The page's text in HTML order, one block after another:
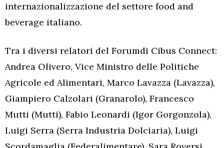
internazionalizzazione del settore food and
beverage italiano.
Tra i diversi relatori del Forumdi Cibus Connect:
Andrea Olivero, Vice Ministro delle Politiche
Agricole ed Alimentari, Marco Lavazza (Lavazza),
Giampiero Calzolari (Granarolo), Francesco
Mutti (Mutti), Fabio Leonardi (Igor Gorgonzola),
Luigi Serra (Serra Industria Dolciaria), Luigi